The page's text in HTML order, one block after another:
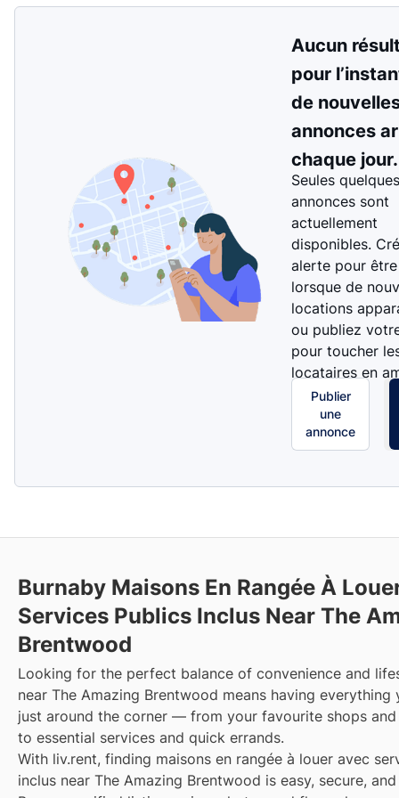
Aucun
pour
de
annonces
chaque jour.
Seules quelques
annonces sont
actuellement
disponibles.
alerte pour
lorsque de
locations
ou publiez
pour toucher
locataires en
Publier
une
annonce
Burnaby Maisons En Rangée À
Services Publics Inclus Near The
Brentwood
Looking for the perfect balance of convenience and
near The Amazing Brentwood means having everything
just around the corner — from your favourite shops and
to essential services and quick errands.
With liv.rent, finding maisons en rangée à louer avec
inclus near The Amazing Brentwood is easy, secure,